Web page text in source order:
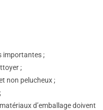
importantes ;
;
non pelucheux ;
d’emballage doivent